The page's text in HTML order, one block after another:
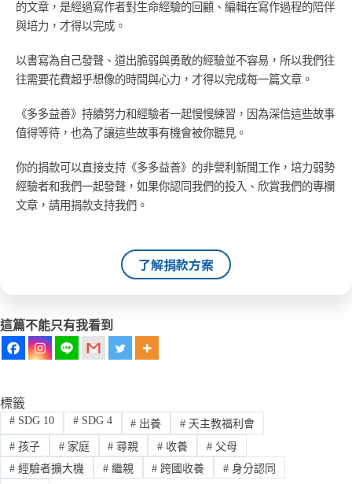
的文章，是經過寫作者對生命經驗的回顧、編輯在寫作過程的陪伴
與培力，才得以完成。
以書寫為自己發聲、道出脆弱與勇敢的經驗並不容易，所以我們往
往需要花費超乎想像的時間與心力，才得以完成每一篇文章。
《多多益善》持續努力和經驗者一起慢慢練習，因為深信這些故事
值得等待，也為了讓這些故事有機會被你聽見。
你的捐款可以直接支持《多多益善》的非營利新聞工作，培力弱勢
經驗者和我們一起發聲，如果你認同我們的投入、欣賞我們的專欄
文章，請用捐款支持我們。
了解捐款方案
這篇不能只有我看到
標籤
#SDG 10 #SDG 4 # 出養 # 天主教福利會
#孩子 #家庭 # 尋親 # 收養 # 父母
#經驗者擴大機 #繼親 # 跨國收養 # 身分認同